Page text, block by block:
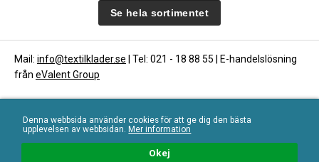
Okej
Denna webbsida använder cookies för att ge dig den bästa
upplevelsen av webbsidan.Mer information
Se hela sortimentet
Mail: info@textilklader.se | Tel: 021 - 18 88 55 | E-handelslösning
från eValent Group
Länkar Toppmeny